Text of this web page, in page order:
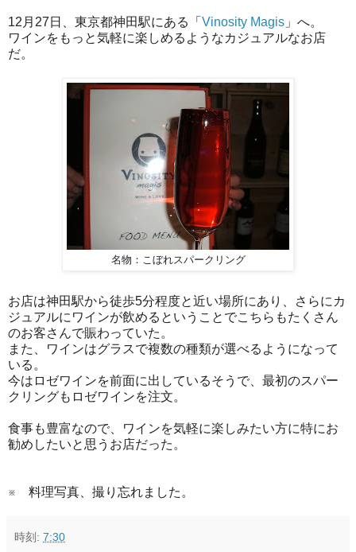
12月27日、東京都神田駅にある「 Vinosity Magis 」へ。
ワインをもっと気軽に楽しめるようなカジュアルなお店
だ。
名物：こぼれスパークリング
お店は神田駅から徒歩5分程度と近い場所にあり、さらにカ
ジュアルにワインが飲めるということでこちらもたくさん
のお客さんで賑わっていた。
また、ワインはグラスで複数の種類が選べるようになって
いる。
今はロゼワインを前面に出しているそうで、最初のスパー
クリングもロゼワインを注文。
食事も豊富なので、ワインを気軽に楽しみたい方に特にお
勧めしたいと思うお店だった。
※ 料理写真、撮り忘れました。
時刻: 7:30